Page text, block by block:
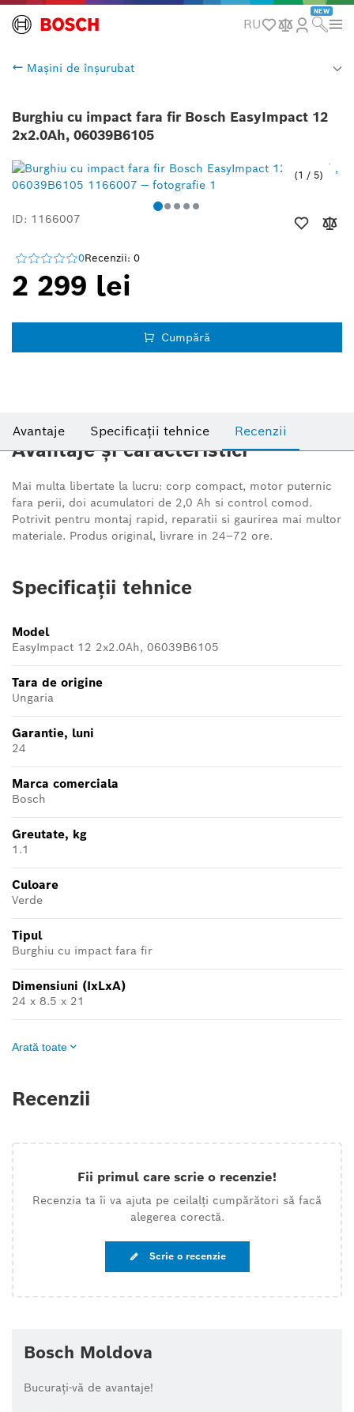
RU
NEW
Mașini de înșurubat
Burghiu cu impact fara fir Bosch EasyImpact 12
2x2.0Ah, 06039B6105
1 / 5
ID: 1166007
0Recenzii: 0
2 299 lei
Cumpără
Avantaje Specificații tehnice Recenzii
Avantaje și caracteristici
Mai multa libertate la lucru: corp compact, motor puternic
fara perii, doi acumulatori de 2,0 Ah si control comod.
Potrivit pentru montaj rapid, reparatii si gaurirea mai multor
materiale. Produs original, livrare in 24–72 ore.
Specificații tehnice
Model
EasyImpact 12 2x2.0Ah, 06039B6105
Tara de origine
Ungaria
Garantie, luni
24
Marca comerciala
Bosch
Greutate, kg
1.1
Culoare
Verde
Tipul
Burghiu cu impact fara fir
Dimensiuni (IxLxA)
24 x 8.5 x 21
Arată toate
Recenzii
Fii primul care scrie o recenzie!
Recenzia ta îi va ajuta pe ceilalți cumpărători să facă
alegerea corectă.
Scrie o recenzie
Bosch Moldova
Bucurați-vă de avantaje!